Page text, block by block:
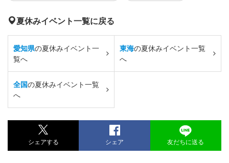
夏休みイベント一覧に戻る
愛知県の夏休みイベント一
覧へ
東海の夏休みイベント一覧
へ
全国の夏休みイベント一覧
へ
シェアする シェア 友だちに送る